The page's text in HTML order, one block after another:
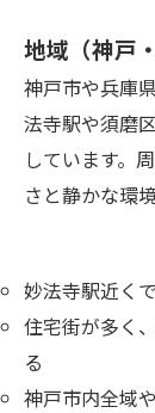
地域（神戸
神戸市や兵庫
法寺駅や須磨
しています。
さと静かな環
妙法寺駅近く
住宅街が多く、
る
神戸市内全域